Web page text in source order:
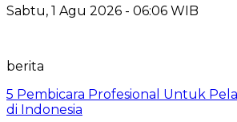
Sabtu, 1 Agu 2026 - 06:06 WIB
berita
5 Pembicara Profesional Untuk
di Indonesia